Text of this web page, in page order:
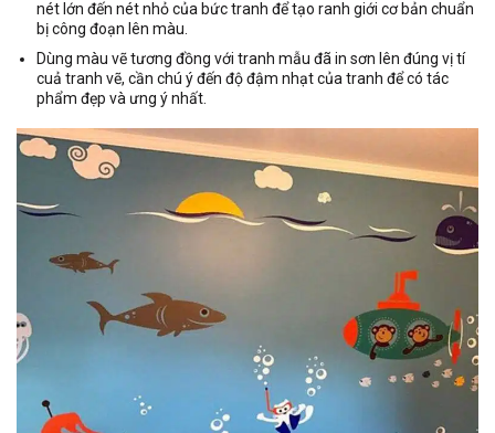
nét lớn đến nét nhỏ của bức tranh để tạo ranh giới cơ bản chuẩn
bị công đoạn lên màu.
Dùng màu vẽ tương đồng với tranh mẫu đã in sơn lên đúng vị tí
cuả tranh vẽ, cần chú ý đến độ đậm nhạt của tranh để có tác
phẩm đẹp và ưng ý nhất.